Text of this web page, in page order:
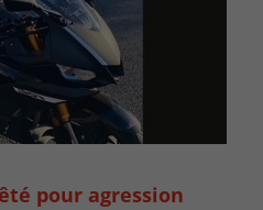
pour agression